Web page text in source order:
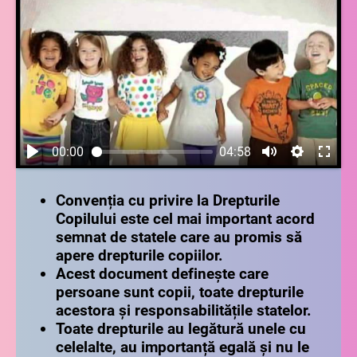
O4
să identifice drepturile ce au fost încălcate, în
situații date
O5 să evidențieze importanța respectării drepturilor
copilului
00:00 04:58
Convenția cu privire la Drepturile
Copilului este cel mai important acord
semnat de statele care au promis să
apere drepturile copiilor.
Acest document definește care
persoane sunt copii, toate drepturile
acestora și responsabilitățile statelor.
Toate drepturile au legătură unele cu
celelalte, au importanță egală și nu le